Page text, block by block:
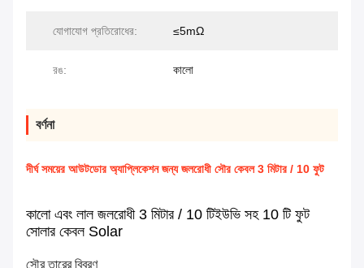
যোগাযোগ প্রতিরোধের: ≤5mΩ
রঙ: কালো
বর্ণনা
দীর্ঘ সময়ের আউটডোর অ্যাপ্লিকেশন জন্য জলরোধী সৌর কেবল 3 মিটার / 10 ফুট
কালো এবং লাল জলরোধী 3 মিটার / 10 টিইউভি সহ 10 টি ফুট
সোলার কেবল Solar
সৌর তারের বিবরণ